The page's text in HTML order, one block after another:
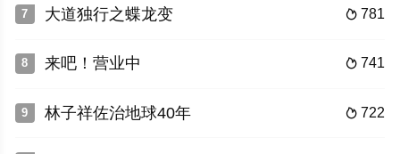
7  781
大道独行之蝶龙变
8  741
来吧！营业中
9  722
林子祥佐治地球40年